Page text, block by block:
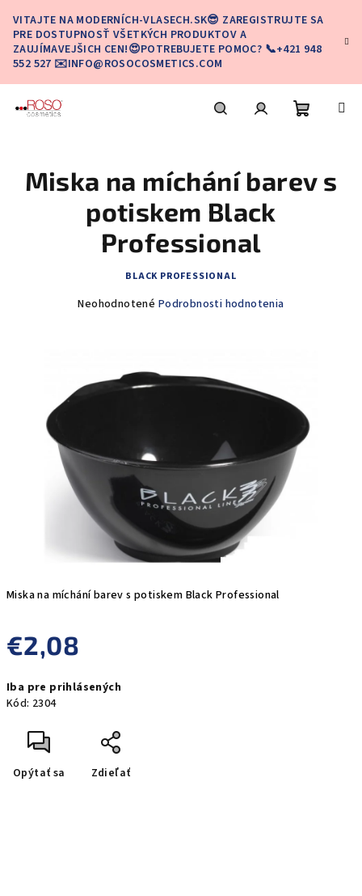
obsah
VITAJTE NA MODERNÍCH-VLASECH.SK😎 ZAREGISTRUJTE SA
PRE DOSTUPNOSŤ VŠETKÝCH PRODUKTOV A
ZAUJÍMAVEJŠICH CEN!😍POTREBUJETE POMOC? 📞+421 948
552 527 ✉️INFO@ROSOCOSMETICS.COM
košík
Miska na míchání barev s potiskem Black Professional
€2,08
cena:
Iba pre prihlásených
Kód: 2304
Opýtať sa Zdieľať
Miska na míchání barev s
potiskem Black
Professional
BLACK PROFESSIONAL
Priemerné
z
Neohodnotené Podrobnosti hodnotenia